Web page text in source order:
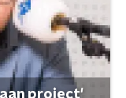
project'